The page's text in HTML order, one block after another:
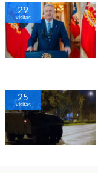
29
visitas
25
visitas